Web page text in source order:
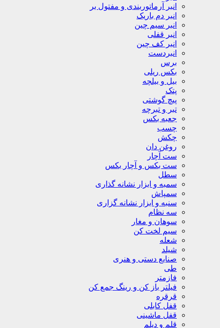
انبر آرماتوربندی و مفتول بر
انبر دم باریک
انبر سیم چین
انبر قفلی
انبر کف چین
انبردست
برس
بکس ریلی
بیل و بیلچه
پتک
پیچ گوشتی
تبر و تبرچه
جعبه بکس
چسب
چکش
روغن دان
ست آچار
ست بکس و آچار بکس
سطل
سمبه و ابزار نشانه گذاری
سمپاش
سنبه و ابزار نشانه گزاری
سه نظام
سوهان و مغار
سیم لخت کن
شعله
شیلد
صنایع دستی و هنری
طی
فازمتر
فیلتر باز کن و رینگ جمع کن
قرقره
قفل کابلی
قفل ماشینی
قلم و دیلم